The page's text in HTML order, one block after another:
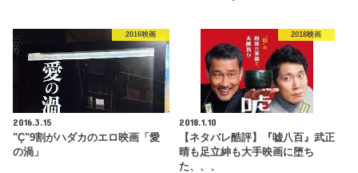
2016映画
2016.3.15
"Ç"9割がハダカのエロ映画「愛
の渦」
2018映画
2018.1.10
【ネタバレ酷評】『嘘八百』武正
晴も足立紳も大手映画に堕ち
た、、、